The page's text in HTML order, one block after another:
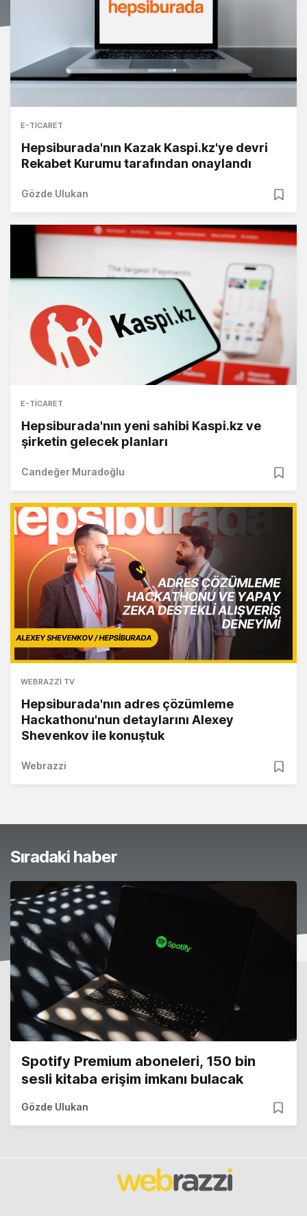
E-TICARET
Hepsiburada'nın Kazak Kaspi.kz'ye devri
Rekabet Kurumu tarafından onaylandı
Gözde Ulukan
E-TICARET
Hepsiburada'nın yeni sahibi Kaspi.kz ve
şirketin gelecek planları
Candeğer Muradoğlu
WEBRAZZI TV
Hepsiburada'nın adres çözümleme
Hackathonu'nun detaylarını Alexey
Shevenkov ile konuştuk
Webrazzi
Sıradaki haber
Spotify Premium aboneleri, 150 bin
sesli kitaba erişim imkanı bulacak
Gözde Ulukan